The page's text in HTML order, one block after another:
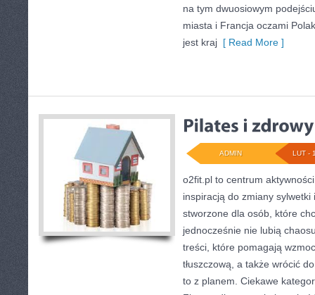
na tym dwuosiowym
miasta i Francja oczami
jest kraj [ Read More ]
LUT -
ADMIN
o2fit.pl to centrum
inspiracją do zmiany sylwetki
stworzone dla osób, które
jednocześnie nie lubią
treści, które pomagają
tłuszczową, a także wrócić
to z planem. Ciekawe